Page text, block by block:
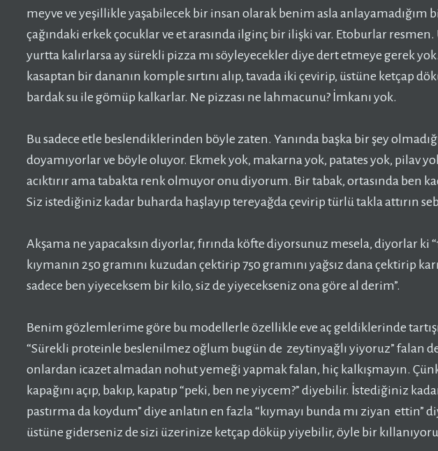
meyve ve yeşillikle yaşabilecek bir insan olarak benim asla anlayamadığım
çağındaki erkek çocuklar ve et arasında ilginç bir ilişki var. Etoburlar
yurtta kalırlarsa ay sürekli pizza mı söyleyecekler diye dert etmeye gerek
kasaptan bir dananın komple sırtını alıp, tavada iki çevirip, üstüne ketçap
bardak su ile gömüp kalkarlar. Ne pizzası ne lahmacunu? İmkanı yok.
Bu sadece etle beslendiklerinden böyle zaten. Yanında başka bir şey
doyamıyorlar ve böyle oluyor. Ekmek yok, makarna yok, patates yok, pilav
acıktırır ama tabakta renk olmuyor onu diyorum. Bir tabak, ortasında ben
Siz istediğiniz kadar buharda haşlayıp tereyağda çevirip türlü takla attırın
Akşama ne yapacaksın diyorlar, fırında köfte diyorsunuz mesela, diyorlar ki
kıymanın 250 gramını kuzudan çektirip 750 gramını yağsız dana çektirip
sadece ben yiyeceksem bir kilo, siz de yiyecekseniz ona göre al derim”.
Benim gözlemlerime göre bu modellerle özellikle eve aç geldiklerinde
“Sürekli proteinle beslenilmez oğlum bugün de zeytinyağlı yiyoruz” falan
onlardan icazet almadan nohut yemeği yapmak falan, hiç kalkışmayın.
kapağını açıp, bakıp, kapatıp “peki, ben ne yiycem?” diyebilir. İstediğiniz
pastırma da koydum” diye anlatın en fazla “kıymayı bunda mı ziyan ettin”
üstüne giderseniz de sizi üzerinize ketçap döküp yiyebilir, öyle bir